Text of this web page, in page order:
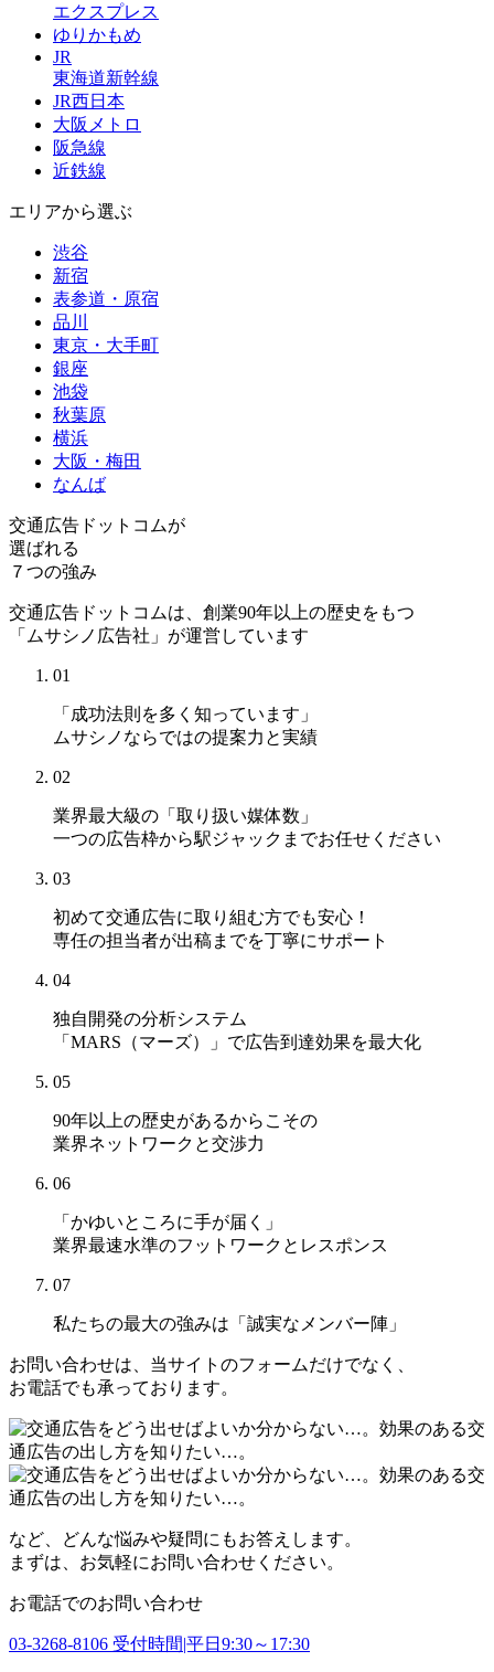
エクスプレス
ゆりかもめ
JR
東海道新幹線
JR西日本
大阪メトロ
阪急線
近鉄線
エリアから選ぶ
渋谷
新宿
表参道・原宿
品川
東京・大手町
銀座
池袋
秋葉原
横浜
大阪・梅田
なんば
交通広告ドットコムが
選ばれる
７つの強み
交通広告ドットコムは、創業90年以上の歴史をもつ
「ムサシノ広告社」が運営しています
01
「成功法則を多く知っています」
ムサシノならではの提案力と実績
02
業界最大級の「取り扱い媒体数」
一つの広告枠から駅ジャックまでお任せください
03
初めて交通広告に取り組む方でも安心！
専任の担当者が出稿までを丁寧にサポート
04
独自開発の分析システム
「MARS（マーズ）」 で広告到達効果を最大化
05
90年以上の歴史があるからこその
業界ネットワークと交渉力
06
「かゆいところに手が届く」
業界最速水準のフットワークとレスポンス
07
私たちの最大の強みは 「誠実なメンバー陣」
お問い合わせは、当サイトのフォームだけでなく、
お電話でも承っております。
など、どんな悩みや疑問にもお答えします。
まずは、お気軽にお問い合わせください。
お電話でのお問い合わせ
03-3268-8106 受付時間|平日9:30～17:30